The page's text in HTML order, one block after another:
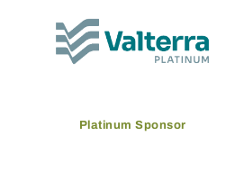
Platinum Sponsor